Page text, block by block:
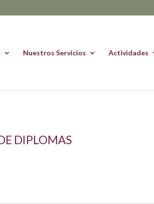
Nuestros Servicios Actividades
DIPLOMAS